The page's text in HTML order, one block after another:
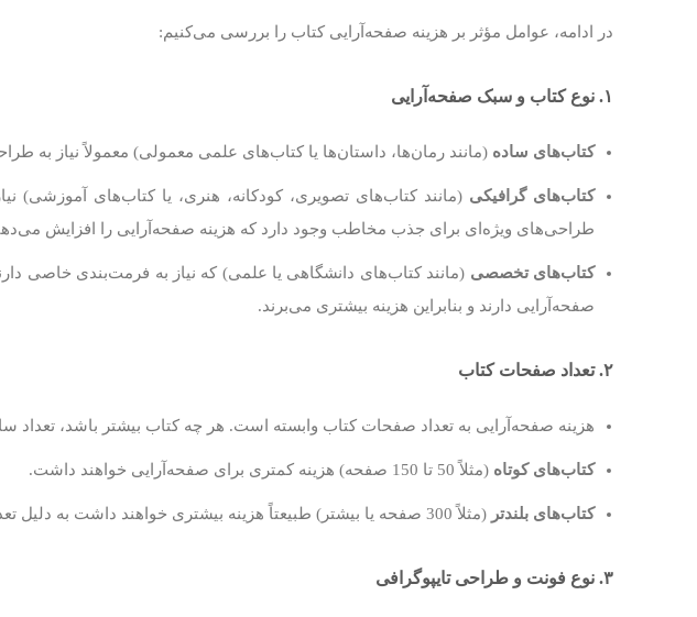
در ادامه، عوامل مؤثر بر هزینه صفحه‌آرایی کتاب را بررسی می‌کنیم:
۱. نوع کتاب و سبک صفحه‌آرایی
کتاب‌های ساده (مانند رمان‌ها، داستان‌ها یا کتاب‌های علمی معمولی) معمولاً نیاز به
کتاب‌های گرافیکی (مانند کتاب‌های تصویری، کودکانه، هنری، یا کتاب‌های آموزشی)
طراحی‌های ویژه‌ای برای جذب مخاطب وجود دارد که هزینه صفحه‌آرایی را افزایش
کتاب‌های تخصصی (مانند کتاب‌های دانشگاهی یا علمی) که نیاز به فرمت‌بندی خاصی
صفحه‌آرایی دارند و بنابراین هزینه بیشتری می‌برند.
۲. تعداد صفحات کتاب
هزینه صفحه‌آرایی به تعداد صفحات کتاب وابسته است. هر چه کتاب بیشتر باشد، تعداد
کتاب‌های کوتاه (مثلاً 50 تا 150 صفحه) هزینه کمتری برای صفحه‌آرایی خواهند داشت.
کتاب‌های بلندتر (مثلاً 300 صفحه یا بیشتر) طبیعتاً هزینه بیشتری خواهند داشت به دلیل تعداد صفحات زیاد و نیاز به زمان بیشتر برای طراحی.
۳. نوع فونت و طراحی تایپوگرافی